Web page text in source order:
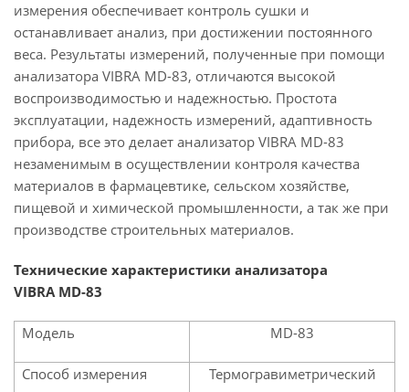
измерения обеспечивает контроль сушки и
останавливает анализ, при достижении постоянного
веса. Результаты измерений, полученные при помощи
анализатора VIBRA MD-83, отличаются высокой
воспроизводимостью и надежностью. Простота
эксплуатации, надежность измерений, адаптивность
прибора, все это делает анализатор VIBRA MD-83
незаменимым в осуществлении контроля качества
материалов в фармацевтике, сельском хозяйстве,
пищевой и химической промышленности, а так же при
производстве строительных материалов.
Технические характеристики анализатора
VIBRA MD-83
Модель MD-83
Способ измерения Термогравиметрический